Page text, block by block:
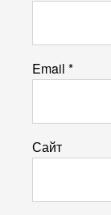
Email *
Сайт